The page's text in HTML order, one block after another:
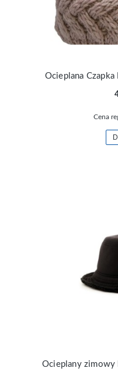
Ocieplana
Cena